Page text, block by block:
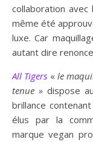
collaboration
même été
luxe. Car
autant dire
All Tigers «le
tenue »dispose
brillance
élus par la
marque vegan